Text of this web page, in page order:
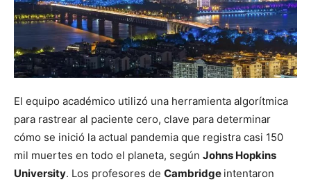
El equipo académico utilizó una herramienta algorítmica
para rastrear al paciente cero, clave para determinar
cómo se inició la actual pandemia que registra casi 150
mil muertes en todo el planeta, según Johns Hopkins
University. Los profesores de Cambridge intentaron